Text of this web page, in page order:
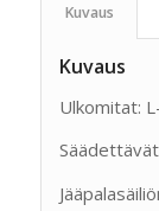
Kuvaus
Kuvaus
Ulkomitat: